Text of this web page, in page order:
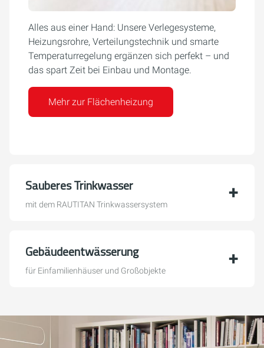
Alles aus einer Hand: Unsere Verlegesysteme,
Heizungsrohre, Verteilungstechnik und smarte
Temperaturregelung ergänzen sich perfekt – und
das spart Zeit bei Einbau und Montage.
Mehr zur Flächenheizung
Sauberes Trinkwasser
mit dem RAUTITAN Trinkwassersystem
Gebäudeentwässerung
für Einfamilienhäuser und Großobjekte